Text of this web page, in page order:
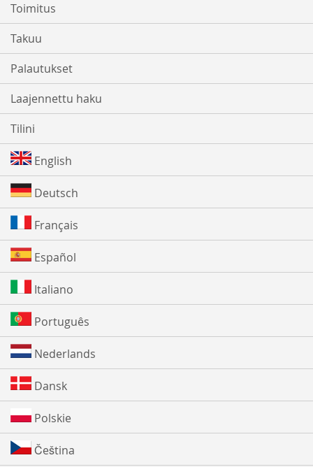
Toimitus
Takuu
Palautukset
Laajennettu haku
Tilini
English
Deutsch
Français
Español
Italiano
Português
Nederlands
Dansk
Polskie
Čeština